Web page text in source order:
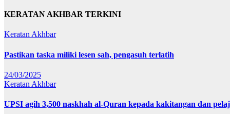
KERATAN AKHBAR TERKINI
Keratan Akhbar
Pastikan taska miliki lesen sah, pengasuh terlatih
24/03/2025
Keratan Akhbar
UPSI agih 3,500 naskhah al-Quran kepada kakitangan dan